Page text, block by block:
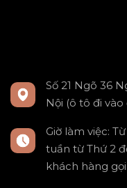
Số 21 Ngõ 36
Nội (ô tô đi
Giờ làm việc:
tuần từ Thứ 2
khách hàng